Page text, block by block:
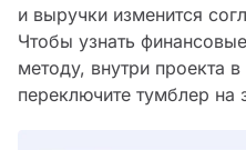
и выручки изменится
Чтобы узнать
методу, внутри проекта
переключите тумблер